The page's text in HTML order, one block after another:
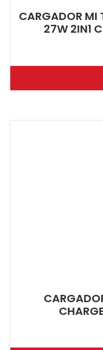
CARGADOR MI
27W 2IN1